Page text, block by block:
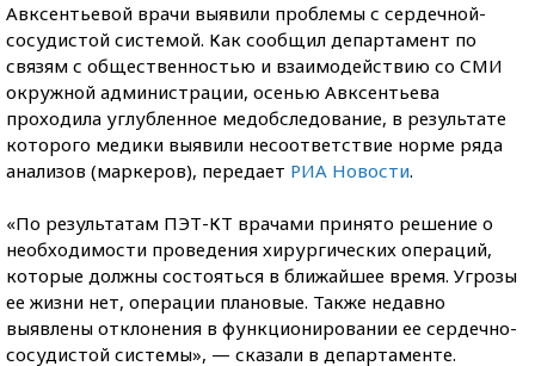
Авксентьевой врачи выявили проблемы с сердечной-
сосудистой системой. Как сообщил департамент по
связям с общественностью и взаимодействию со СМИ
окружной администрации, осенью Авксентьева
проходила углубленное медобследование, в результате
которого медики выявили несоответствие норме ряда
анализов (маркеров), передает РИА Новости.
«По результатам ПЭТ-КТ врачами принято решение о
необходимости проведения хирургических операций,
которые должны состояться в ближайшее время. Угрозы
ее жизни нет, операции плановые. Также недавно
выявлены отклонения в функционировании ее сердечно-
сосудистой системы», — сказали в департаменте.